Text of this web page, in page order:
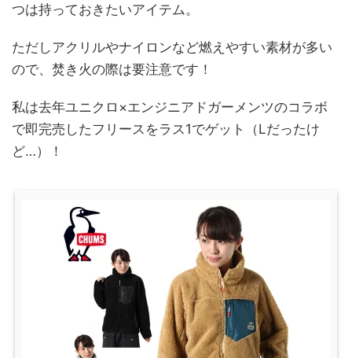
つは持っておきたいアイテム。
ただしアクリルやナイロンなど燃えやすい素材が多い
ので、焚き火の際は要注意です！
私は去年ユニクロ×エンジニアドガーメンツのコラボ
で即完売したフリースをラス1でゲット（Lだったけ
ど…）！